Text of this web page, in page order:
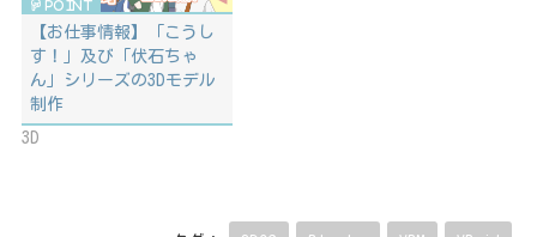
【お仕事情報】「こうし
す！」及び「伏石ちゃ
ん」シリーズの3Dモデル
制作
3D